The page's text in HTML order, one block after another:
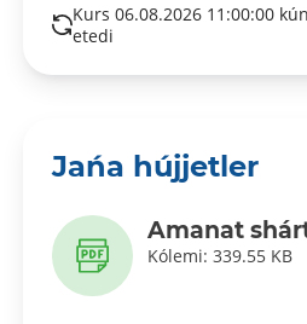
Kurs 06.08.2026 11:00:00
etedi
Jańa hújjetler
Amanat
Kólemi: 339.55 KB